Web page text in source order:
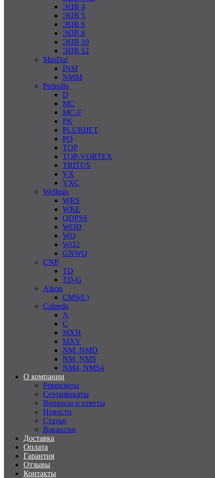
ЭЦВ 4
ЭЦВ 5
ЭЦВ 6
ЭЦВ 8
ЭЦВ 10
ЭЦВ 12
MasDaf
INM
NMM
Pedrollo
D
MC
MC-F
PK
PLURIJET
PQ
TOP
TOP-VORTEX
TRITUS
VX
VXC
Wellmix
WRS
WRE
QDPSS
WQD
WQ
WQ2
GNWQ
CNP
TD
TD-G
Aikon
CMS(L)
Calpeda
A
C
MXH
MXV
NM, NMD
NM, NMS
NM4, NMS4
О компании
Реквизиты
Сертификаты
Вопросы и ответы
Новости
Статьи
Вакансии
Доставка
Оплата
Гарантия
Отзывы
Контакты